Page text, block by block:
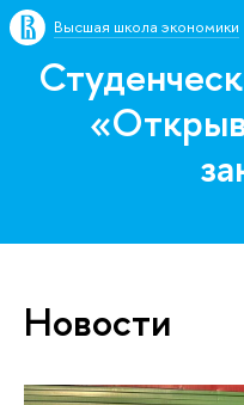
Высшая школа экономики
Новости